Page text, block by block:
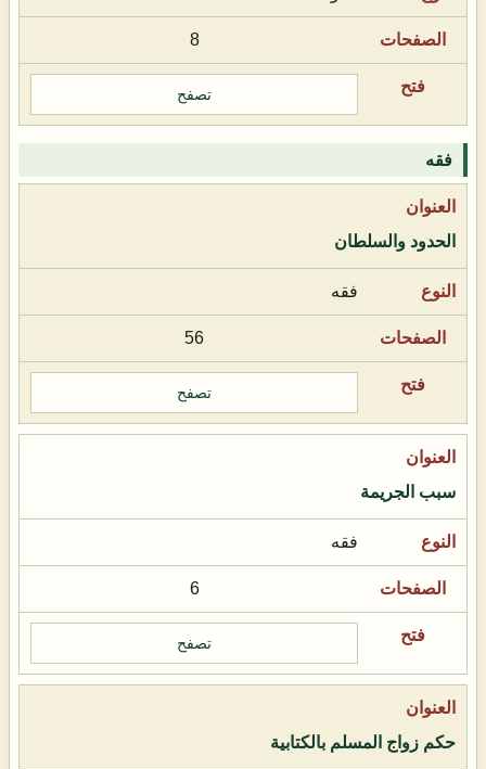
8
تصفح
فقه
الحدود والسلطان
فقه
56
تصفح
سبب الجريمة
فقه
6
تصفح
حكم زواج المسلم بالكتابية